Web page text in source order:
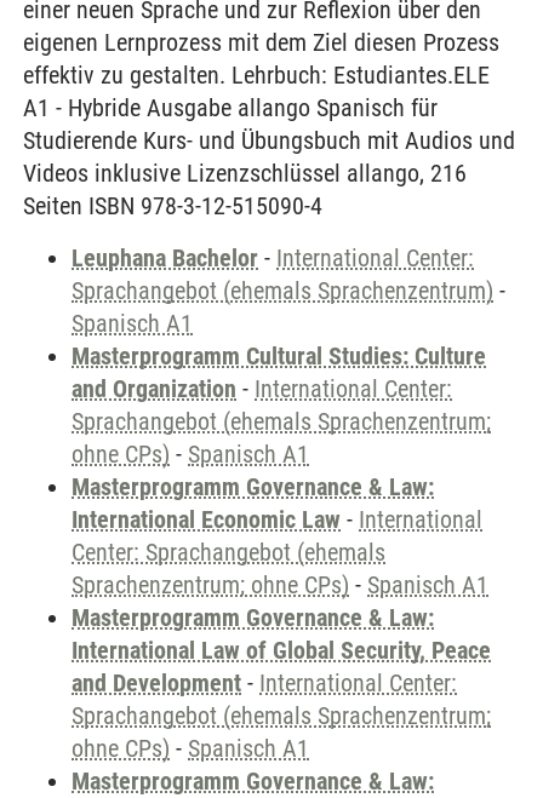
einer neuen Sprache und zur Reflexion über den
eigenen Lernprozess mit dem Ziel diesen Prozess
effektiv zu gestalten. Lehrbuch: Estudiantes.ELE
A1 - Hybride Ausgabe allango Spanisch für
Studierende Kurs- und Übungsbuch mit Audios und
Videos inklusive Lizenzschlüssel allango, 216
Seiten ISBN 978-3-12-515090-4
Leuphana Bachelor - International Center:
Sprachangebot (ehemals Sprachenzentrum) -
Spanisch A1
Masterprogramm Cultural Studies: Culture
and Organization - International Center:
Sprachangebot (ehemals Sprachenzentrum;
ohne CPs) - Spanisch A1
Masterprogramm Governance & Law:
International Economic Law - International
Center: Sprachangebot (ehemals
Sprachenzentrum; ohne CPs) - Spanisch A1
Masterprogramm Governance & Law:
International Law of Global Security, Peace
and Development - International Center:
Sprachangebot (ehemals Sprachenzentrum;
ohne CPs) - Spanisch A1
Masterprogramm Governance & Law: